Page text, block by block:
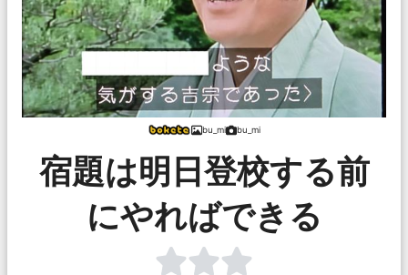
bu_mi bu_mi
宿題は明日登校する前
にやればできる